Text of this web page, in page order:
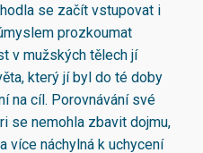
se začít vstupovat i
prozkoumat
v mužských tělech jí
který jí byl do té doby
na cíl. Porovnávání své
se nemohla zbavit dojmu,
více náchylná k uchycení